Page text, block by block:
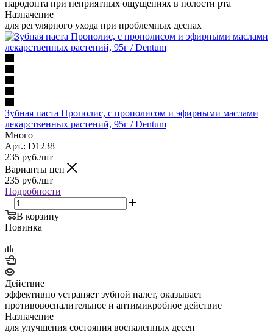
пародонта при неприятных ощущениях в полости рта
Назначение
для регулярного ухода при проблемных деснах
Зубная паста Прополис, с прополисом и эфирными маслами
лекарственных растений, 95г / Dentum
Много
Арт.: D1238
235 руб./шт
Варианты цен
235 руб./шт
Подробности
В корзину
Новинка
Действие
эффективно устраняет зубной налет, оказывает
противовоспалительное и антимикробное действие
Назначение
для улучшения состояния воспаленных десен